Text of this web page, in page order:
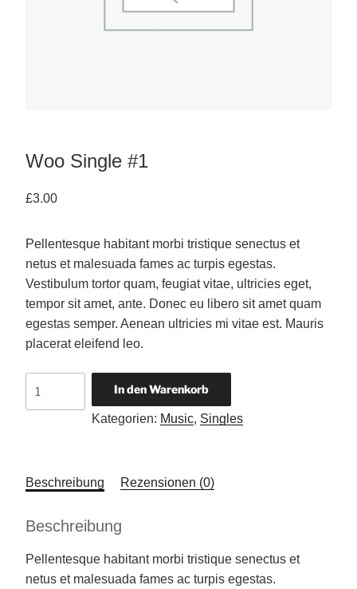
Woo Single #1
£3.00
Pellentesque habitant morbi tristique senectus et
netus et malesuada fames ac turpis egestas.
Vestibulum tortor quam, feugiat vitae, ultricies eget,
tempor sit amet, ante. Donec eu libero sit amet quam
egestas semper. Aenean ultricies mi vitae est. Mauris
placerat eleifend leo.
Woo
Single
In den Warenkorb
Kategorien: Music, Singles
Beschreibung Rezensionen (0)
Beschreibung
Pellentesque habitant morbi tristique senectus et
netus et malesuada fames ac turpis egestas.